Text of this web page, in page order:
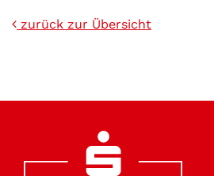
zurück zur Übersicht